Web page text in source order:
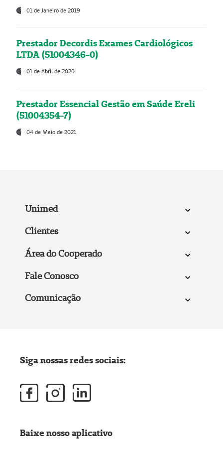
01 de Janeiro de 2019
Prestador Decordis Exames Cardiológicos
LTDA (51004346-0)
01 de Abril de 2020
Prestador Essencial Gestão em Saúde Ereli
(51004354-7)
04 de Maio de 2021
Unimed
Clientes
Área do Cooperado
Fale Conosco
Comunicação
Siga nossas redes sociais:
Baixe nosso aplicativo